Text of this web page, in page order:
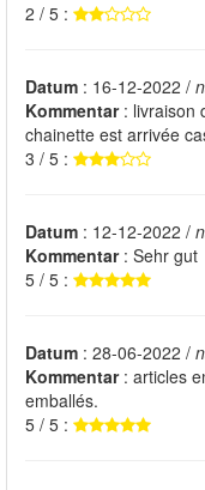
2 / 5 :
Datum : 16-12-2022 /
Kommentar: livraison
chainette est arrivée
3 / 5 :
Datum : 12-12-2022 /
Kommentar: Sehr gut
5 / 5 :
Datum : 28-06-2022 /
Kommentar: articles
emballés.
5 / 5 :